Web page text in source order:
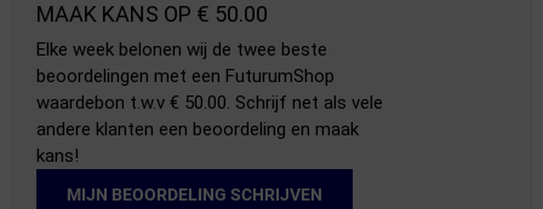
MAAK KANS OP € 50.00
Elke week belonen wij de twee beste
beoordelingen met een FuturumShop
waardebon t.w.v € 50.00. Schrijf net als vele
andere klanten een beoordeling en maak
kans!
MIJN BEOORDELING SCHRIJVEN